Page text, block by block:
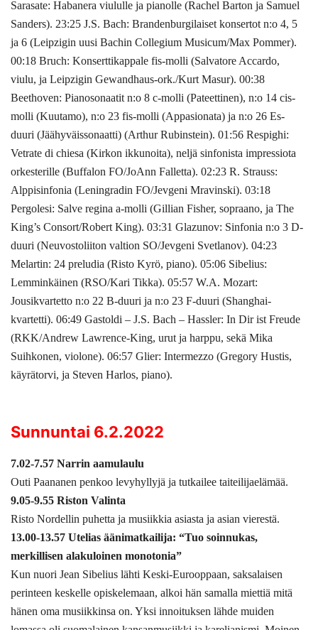
Sarasate: Habanera viululle ja pianolle (Rachel Barton ja Samuel
Sanders). 23:25 J.S. Bach: Brandenburgilaiset konsertot n:o 4, 5
ja 6 (Leipzigin uusi Bachin Collegium Musicum/Max Pommer).
00:18 Bruch: Konserttikappale fis-molli (Salvatore Accardo,
viulu, ja Leipzigin Gewandhaus-ork./Kurt Masur). 00:38
Beethoven: Pianosonaatit n:o 8 c-molli (Pateettinen), n:o 14 cis-
molli (Kuutamo), n:o 23 fis-molli (Appasionata) ja n:o 26 Es-
duuri (Jäähyväissonaatti) (Arthur Rubinstein). 01:56 Respighi:
Vetrate di chiesa (Kirkon ikkunoita), neljä sinfonista impressiota
orkesterille (Buffalon FO/JoAnn Falletta). 02:23 R. Strauss:
Alppisinfonia (Leningradin FO/Jevgeni Mravinski). 03:18
Pergolesi: Salve regina a-molli (Gillian Fisher, sopraano, ja The
King’s Consort/Robert King). 03:31 Glazunov: Sinfonia n:o 3 D-
duuri (Neuvostoliiton valtion SO/Jevgeni Svetlanov). 04:23
Melartin: 24 preludia (Risto Kyrö, piano). 05:06 Sibelius:
Lemminkäinen (RSO/Kari Tikka). 05:57 W.A. Mozart:
Jousikvartetto n:o 22 B-duuri ja n:o 23 F-duuri (Shanghai-
kvartetti). 06:49 Gastoldi – J.S. Bach – Hassler: In Dir ist Freude
(RKK/Andrew Lawrence-King, urut ja harppu, sekä Mika
Suihkonen, violone). 06:57 Glier: Intermezzo (Gregory Hustis,
käyrätorvi, ja Steven Harlos, piano).
Sunnuntai 6.2.2022
7.02-7.57 Narrin aamulaulu
Outi Paananen penkoo levyhyllyjä ja tutkailee taiteilijaelämää.
9.05-9.55 Riston Valinta
Risto Nordellin puhetta ja musiikkia asiasta ja asian vierestä.
13.00-13.57 Utelias äänimatkailija: “Tuo soinnukas,
merkillisen alakuloinen monotonia”
Kun nuori Jean Sibelius lähti Keski-Eurooppaan, saksalaisen
perinteen keskelle opiskelemaan, alkoi hän samalla miettiä mitä
hänen oma musiikkinsa on. Yksi innoituksen lähde muiden